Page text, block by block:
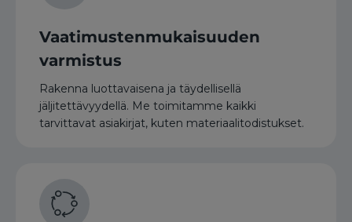
Vaatimustenmukaisuuden
varmistus
Rakenna luottavaisena ja täydellisellä
jäljitettävyydellä. Me toimitamme kaikki
tarvittavat asiakirjat, kuten materiaalitodistukset.